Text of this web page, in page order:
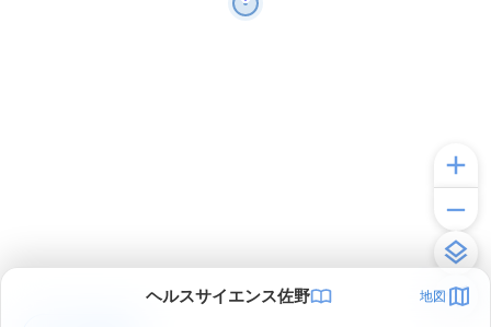
ヘルスサイエンス佐野 地図